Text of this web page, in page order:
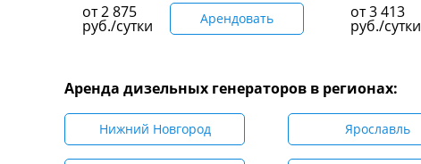
от2 875
руб./сутки Арендовать
от3 413
руб./сутки
Аренда дизельных генераторов в регионах:
Нижний Новгород Ярославль